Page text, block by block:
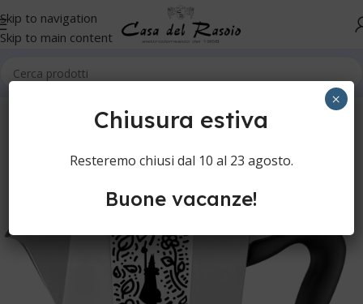
Skip to navigation
Skip to main content
Chiusura estiva
Resteremo chiusi dal 10 al 23 agosto.
Buone vacanze!
×